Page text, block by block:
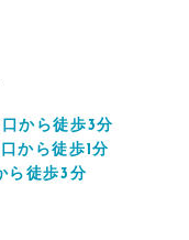
から徒歩3分
から徒歩1分
ら徒歩3分